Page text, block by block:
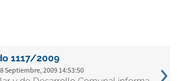
1117/2009
Septiembre, 2009 14:53:50